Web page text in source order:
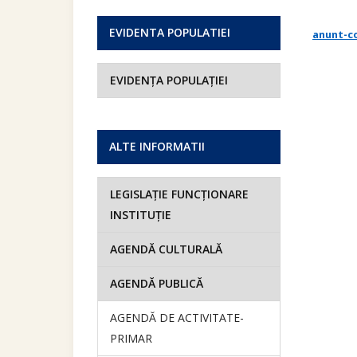
EVIDENTA POPULATIEI
EVIDENȚA POPULAȚIEI
ALTE INFORMATII
LEGISLAȚIE FUNCȚIONARE
INSTITUȚIE
AGENDĂ CULTURALĂ
AGENDĂ PUBLICĂ
AGENDĂ DE ACTIVITATE-
PRIMAR
anunt-